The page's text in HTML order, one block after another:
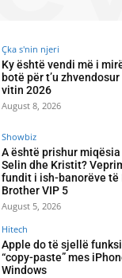
Çka s'nin njeri
Ky është vendi më i
botë për t’u zhvendosur
vitin 2026
August 8, 2026
Showbiz
A është prishur
Selin dhe Kristit?
fundit i ish-banorëve të
Brother VIP 5
August 5, 2026
Hitech
Apple do të sjellë
“copy-paste” mes
Windows